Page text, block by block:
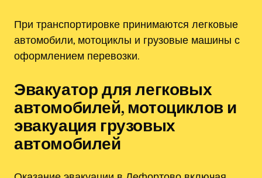
При транспортировке принимаются легковые
автомобили, мотоциклы и грузовые машины с
оформлением перевозки.
Эвакуатор для легковых
автомобилей, мотоциклов и
эвакуация грузовых
автомобилей